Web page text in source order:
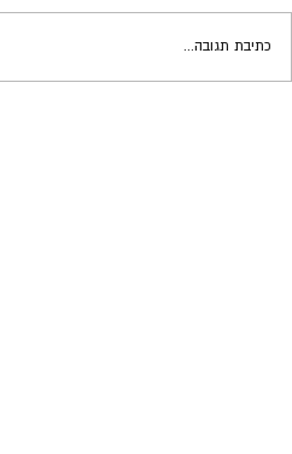
אינסטינקטים מסוכנים | גידי פרדר
כתיבת תגובה...